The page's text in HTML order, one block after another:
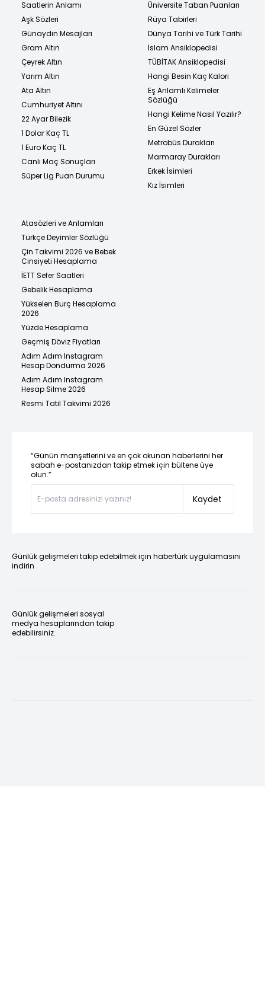
Saatlerin Anlamı
Aşk Sözleri
Günaydın Mesajları
Gram Altın
Çeyrek Altın
Yarım Altın
Ata Altın
Cumhuriyet Altını
22 Ayar Bilezik
1 Dolar Kaç TL
1 Euro Kaç TL
Canlı Maç Sonuçları
Süper Lig Puan Durumu
Üniversite Taban Puanları
Rüya Tabirleri
Dünya Tarihi ve Türk Tarihi
İslam Ansiklopedisi
TÜBİTAK Ansiklopedisi
Hangi Besin Kaç Kalori
Eş Anlamlı Kelimeler
Sözlüğü
Hangi Kelime Nasıl Yazılır?
En Güzel Sözler
Metrobüs Durakları
Marmaray Durakları
Erkek İsimleri
Kız İsimleri
Atasözleri ve Anlamları
Türkçe Deyimler Sözlüğü
Çin Takvimi 2026 ve Bebek
Cinsiyeti Hesaplama
İETT Sefer Saatleri
Gebelik Hesaplama
Yükselen Burç Hesaplama
2026
Yüzde Hesaplama
Geçmiş Döviz Fiyatları
Adım Adım Instagram
Hesap Dondurma 2026
Adım Adım Instagram
Hesap Silme 2026
Resmi Tatil Takvimi 2026
“Günün manşetlerini ve en çok okunan haberlerini her
sabah e-postanızdan takip etmek için bültene üye
olun.”
Kaydet
Günlük gelişmeleri takip edebilmek için habertürk uygulamasını
indirin
Günlük gelişmeleri sosyal
medya hesaplarından takip
edebilirsiniz.